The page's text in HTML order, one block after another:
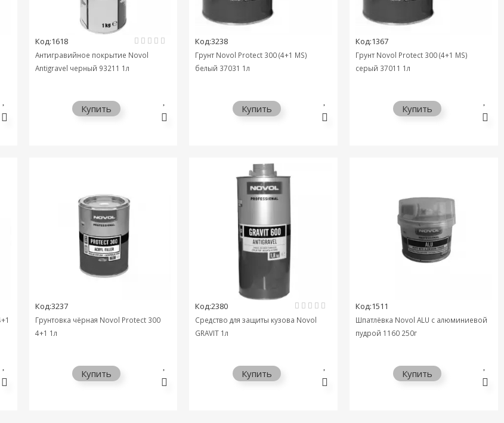
Код:1618
Антигравийное покрытие Novol
Antigravel черный 93211 1л
Купить
Код:3238
Грунт Novol Protect 300 (4+1 MS)
белый 37031 1л
Купить
Код:1367
Грунт Novol Protect 300 (4+1 MS)
серый 37011 1л
Купить
Код:3237
Грунтовка чёрная Novol Protect 300
4+1 1л
Купить
Код:2380
Средство для защиты кузова Novol
GRAVIT 1л
Купить
Код:1511
Шпатлёвка Novol ALU с алюминиевой
пудрой 1160 250г
Купить